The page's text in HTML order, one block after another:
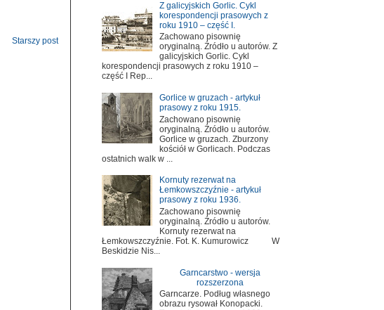
Starszy post
Z galicyjskich Gorlic. Cykl
korespondencji prasowych z
roku 1910 – część I.
Zachowano pisownię
oryginalną. Źródło u autorów. Z
galicyjskich Gorlic. Cykl
korespondencji prasowych z roku 1910 –
część I Rep...
Gorlice w gruzach - artykuł
prasowy z roku 1915.
Zachowano pisownię
oryginalną. Źródło u autorów.
Gorlice w gruzach. Zburzony
kościół w Gorlicach. Podczas
ostatnich walk w ...
Kornuty rezerwat na
Łemkowszczyźnie - artykuł
prasowy z roku 1936.
Zachowano pisownię
oryginalną. Źródło u autorów.
Kornuty rezerwat na
Łemkowszczyźnie. Fot. K. Kumurowicz W
Beskidzie Nis...
Garncarstwo - wersja
rozszerzona
Garncarze. Podług własnego
obrazu rysował Konopacki.